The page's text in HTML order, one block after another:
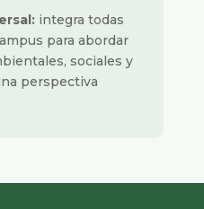
integra todas
para abordar
sociales y
perspectiva